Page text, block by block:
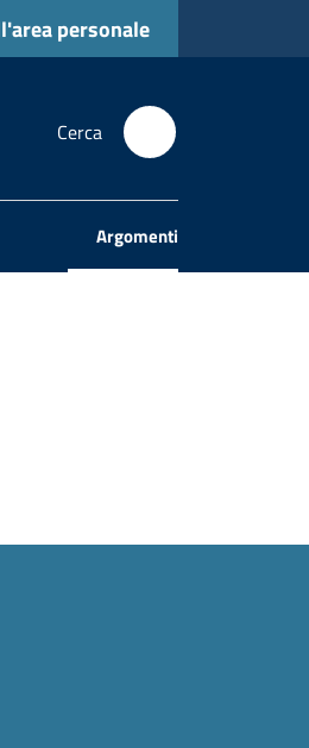
personale
Cerca
Argomenti
Menu selezionato